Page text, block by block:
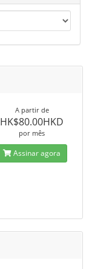
A partir de
HK$80.00HKD
por mês
Assinar agora